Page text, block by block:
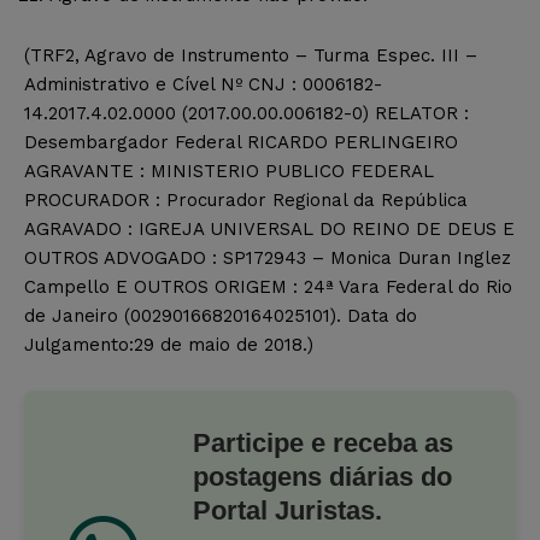
(TRF2, Agravo de Instrumento – Turma Espec. III –
Administrativo e Cível Nº CNJ : 0006182-
14.2017.4.02.0000 (2017.00.00.006182-0) RELATOR :
Desembargador Federal RICARDO PERLINGEIRO
AGRAVANTE : MINISTERIO PUBLICO FEDERAL
PROCURADOR : Procurador Regional da República
AGRAVADO : IGREJA UNIVERSAL DO REINO DE DEUS E
OUTROS ADVOGADO : SP172943 – Monica Duran Inglez
Campello E OUTROS ORIGEM : 24ª Vara Federal do Rio
de Janeiro (00290166820164025101). Data do
Julgamento:29 de maio de 2018.)
Participe e receba as
postagens diárias do
Portal Juristas.